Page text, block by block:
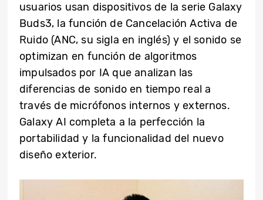
usuarios usan dispositivos de la serie Galaxy
Buds3, la función de Cancelación Activa de
Ruido (ANC, su sigla en inglés) y el sonido se
optimizan en función de algoritmos
impulsados ​​por IA que analizan las
diferencias de sonido en tiempo real a
través de micrófonos internos y externos.
Galaxy AI completa a la perfección la
portabilidad y la funcionalidad del nuevo
diseño exterior.